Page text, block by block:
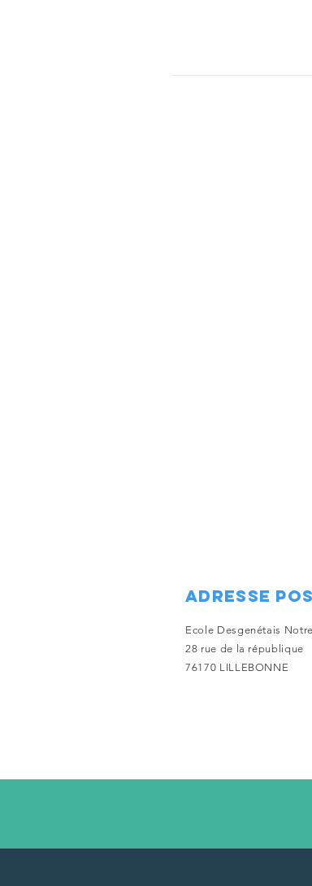
ADRESSE
Ecole Desgenétais
28 rue de la république
76170 LILLEBONNE